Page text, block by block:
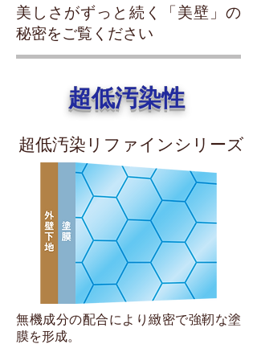
美しさがずっと続く「美壁」の
秘密をご覧ください
超低汚染性
超低汚染リファインシリーズ
無機成分の配合により緻密で強靭な塗
膜を形成。